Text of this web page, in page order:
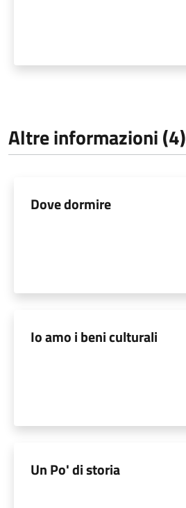
Altre informazioni (4)
Dove dormire
Io amo i beni culturali
Un Po' di storia